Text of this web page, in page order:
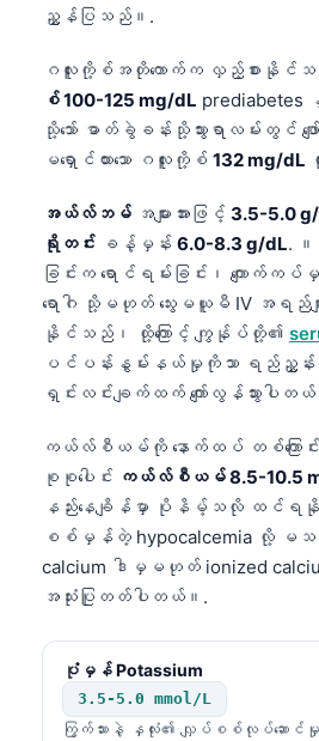
ညွှန်ပြသည်။.
ဂလူးကို့စ်အတိုကောက်က လှည့်စားနိုင်
စ် 100-125 mg/dL
သို့သော် ဓာတ်ခွဲခန်းသို့သွားရာလမ်းတွင် ဖ
မရှောင်ထားသော ဂလူးကို့စ် 132 mg/dL
အယ်လ်ဘမ် အများအားဖြင့် 3.5-5.0
ရိုတင်း ခန့်မှန်း 6.0-8.3 g/dL.
ခြင်းက ရောင်ရမ်းခြင်း၊ ကျောက်ကပ်
ရောဂါ သို့မဟုတ် သွေးမယူမီ IV အရည်မျာ
နိုင်သည်၊ ထို့ကြောင့် ကျွန်ုပ်တို့၏
ပင်ပန်းနွမ်းနယ်မှုကိုသာ ရည်ညွှန်း
ရှင်းလင်းချက်ထက် ကျော်လွန်သွားပါတ
ကယ်လ်စီယမ်ကို နောက်ထပ် တစ်ကြောင်
စုစုပေါင်း ကယ်လ်စီယမ် 8.5-10.5
နည်းနေချိန်မှာ ပိုနိမ့်သလို ထင်ရ
စစ်မှန်တဲ့ hypocalcemia လို့ မ
calcium ဒါမှမဟုတ် ionized
အသုံးပြုတတ်ပါတယ်။.
ပုံမှန် Potassium
3.5-5.0 mmol/L
ကြွက်သားနဲ့ နှလုံး၏ လျှပ်စစ်လုပ်ဆော